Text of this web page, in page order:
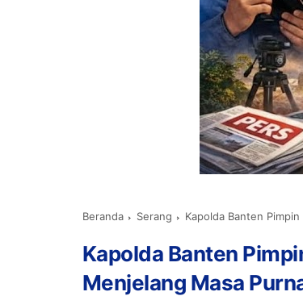
Beranda Serang Kapolda Banten
Kapolda Banten
Menjelang Masa